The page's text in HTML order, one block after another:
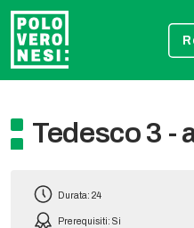
Tedesco 3 -
Durata: 24
Prerequisiti: Si